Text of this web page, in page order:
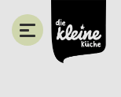
die
Kleine
Küche